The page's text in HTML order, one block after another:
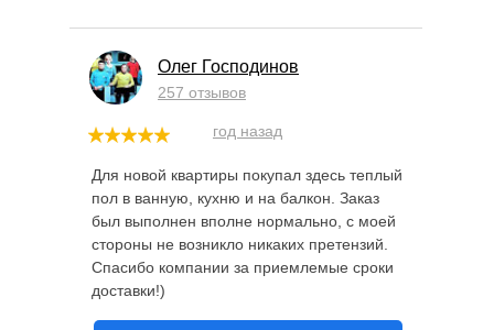
Олег Господинов
257 отзывов
год назад
Для новой квартиры покупал здесь теплый
пол в ванную, кухню и на балкон. Заказ
был выполнен вполне нормально, с моей
стороны не возникло никаких претензий.
Спасибо компании за приемлемые сроки
доставки!)